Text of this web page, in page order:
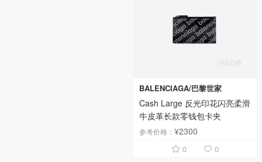
BALENCIAGA/巴黎世家
Cash Large 反光印花闪亮柔滑
牛皮革长款零钱包卡夹
参考价格：¥2300
0 0